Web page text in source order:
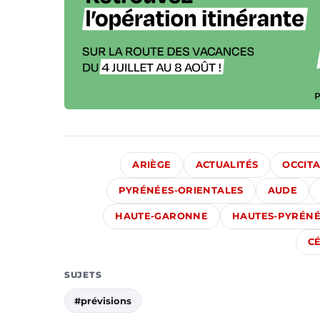
ARIÈGE ACTUALITÉS
PYRÉNÉES-ORIENTALES AUDE
HAUTE-GARONNE HAUTES-
SUJETS
#prévisions